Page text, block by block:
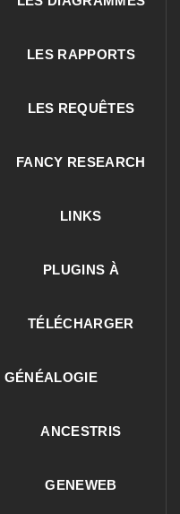
LES RAPPORTS
LES REQUÊTES
FANCY RESEARCH
LINKS
PLUGINS À
TÉLÉCHARGER
GÉNÉALOGIE
ANCESTRIS
GENEWEB